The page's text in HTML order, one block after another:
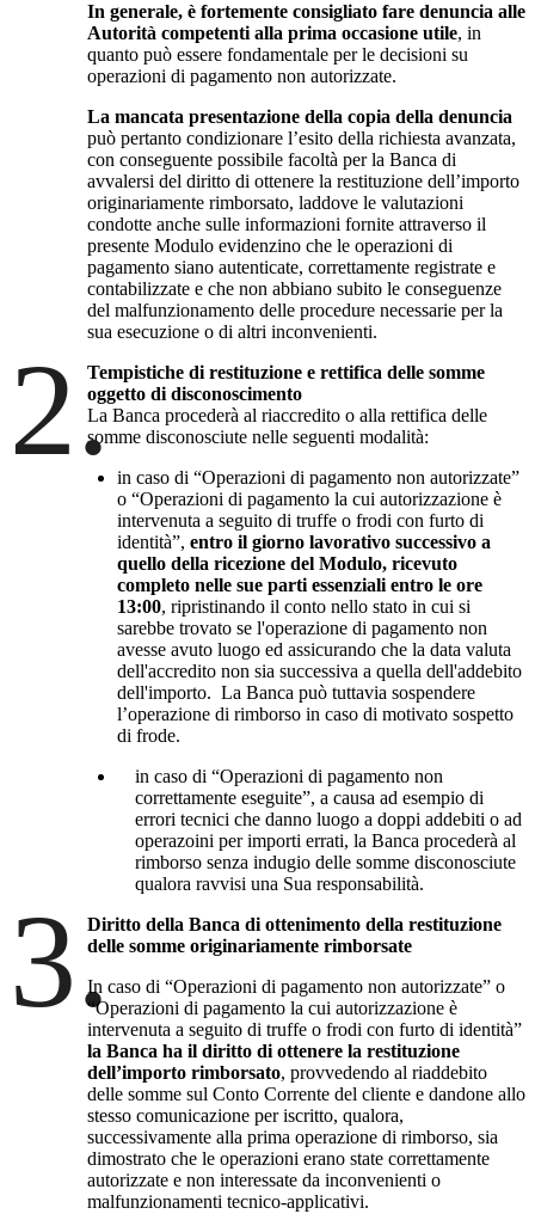
In generale, è fortemente consigliato fare denuncia alle
Autorità competenti alla prima occasione utile, in
quanto può essere fondamentale per le decisioni su
operazioni di pagamento non autorizzate.
La mancata presentazione della copia della denuncia
può pertanto condizionare l’esito della richiesta avanzata,
con conseguente possibile facoltà per la Banca di
avvalersi del diritto di ottenere la restituzione dell’importo
originariamente rimborsato, laddove le valutazioni
condotte anche sulle informazioni fornite attraverso il
presente Modulo evidenzino che le operazioni di
pagamento siano autenticate, correttamente registrate e
contabilizzate e che non abbiano subito le conseguenze
del malfunzionamento delle procedure necessarie per la
sua esecuzione o di altri inconvenienti.
2.Tempistiche di restituzione e rettifica delle somme
oggetto di disconoscimento
La Banca procederà al riaccredito o alla rettifica delle
somme disconosciute nelle seguenti modalità:
in caso di “Operazioni di pagamento non autorizzate”
o “Operazioni di pagamento la cui autorizzazione è
intervenuta a seguito di truffe o frodi con furto di
identità”, entro il giorno lavorativo successivo a
quello della ricezione del Modulo, ricevuto
completo nelle sue parti essenziali entro le ore
13:00, ripristinando il conto nello stato in cui si
sarebbe trovato se l'operazione di pagamento non
avesse avuto luogo ed assicurando che la data valuta
dell'accredito non sia successiva a quella dell'addebito
dell'importo. La Banca può tuttavia sospendere
l’operazione di rimborso in caso di motivato sospetto
di frode.
in caso di “Operazioni di pagamento non
correttamente eseguite”, a causa ad esempio di
errori tecnici che danno luogo a doppi addebiti o ad
operazoini per importi errati, la Banca procederà al
rimborso senza indugio delle somme disconosciute
qualora ravvisi una Sua responsabilità.
3.Diritto della Banca di ottenimento della restituzione
delle somme originariamente rimborsate
In caso di “Operazioni di pagamento non autorizzate” o
“Operazioni di pagamento la cui autorizzazione è
intervenuta a seguito di truffe o frodi con furto di identità”
la Banca ha il diritto di ottenere la restituzione
dell’importo rimborsato, provvedendo al riaddebito
delle somme sul Conto Corrente del cliente e dandone allo
stesso comunicazione per iscritto, qualora,
successivamente alla prima operazione di rimborso, sia
dimostrato che le operazioni erano state correttamente
autorizzate e non interessate da inconvenienti o
malfunzionamenti tecnico-applicativi.